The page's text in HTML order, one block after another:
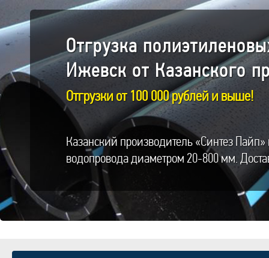
Отгрузка
Ижевск от Казанского
Отгрузки от 100 000 рублей и выше!
Казанский производитель «Синтез
водопровода диаметром 20-800 мм.